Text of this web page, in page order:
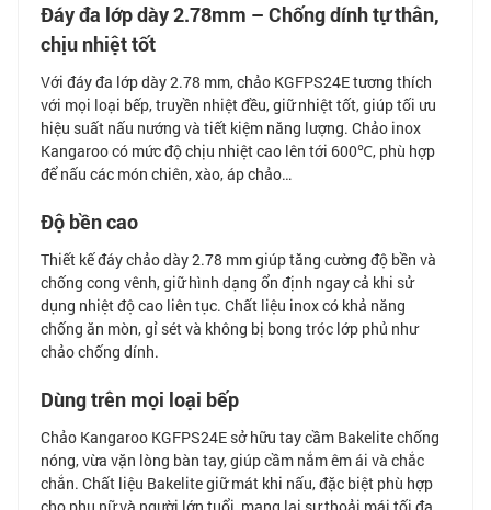
Đáy đa lớp dày 2.78mm – Chống dính tự thân,
chịu nhiệt tốt
Với đáy đa lớp dày 2.78 mm, chảo KGFPS24E tương thích
với mọi loại bếp, truyền nhiệt đều, giữ nhiệt tốt, giúp tối ưu
hiệu suất nấu nướng và tiết kiệm năng lượng. Chảo inox
Kangaroo có mức độ chịu nhiệt cao lên tới 600℃, phù hợp
để nấu các món chiên, xào, áp chảo…
Độ bền cao
Thiết kế đáy chảo dày 2.78 mm giúp tăng cường độ bền và
chống cong vênh, giữ hình dạng ổn định ngay cả khi sử
dụng nhiệt độ cao liên tục. Chất liệu inox có khả năng
chống ăn mòn, gỉ sét và không bị bong tróc lớp phủ như
chảo chống dính.
Dùng trên mọi loại bếp
Chảo Kangaroo KGFPS24E sở hữu tay cầm Bakelite chống
nóng, vừa vặn lòng bàn tay, giúp cầm nắm êm ái và chắc
chắn. Chất liệu Bakelite giữ mát khi nấu, đặc biệt phù hợp